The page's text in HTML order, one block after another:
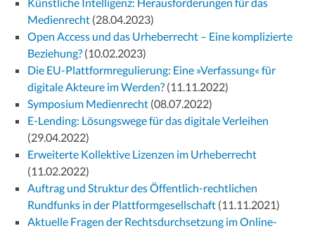
Medienrecht (28.04.2023)
Open Access und das Urheberrecht – Eine komplizierte
Beziehung? (10.02.2023)
Die EU-Plattformregulierung: Eine »Verfassung« für
digitale Akteure im Werden? (11.11.2022)
Symposium Medienrecht (08.07.2022)
E-Lending: Lösungswege für das digitale Verleihen
(29.04.2022)
Erweiterte Kollektive Lizenzen im Urheberrecht
(11.02.2022)
Auftrag und Struktur des Öffentlich-rechtlichen
Rundfunks in der Plattformgesellschaft (11.11.2021)
Aktuelle Fragen der Rechtsdurchsetzung im Online-